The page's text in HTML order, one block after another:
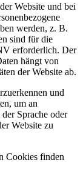
Website und bei
werden, z. B.
sind für die
erforderlich. Der
hängt von
der Website ab.
und
um an
Sprache oder
Website zu
Cookies finden